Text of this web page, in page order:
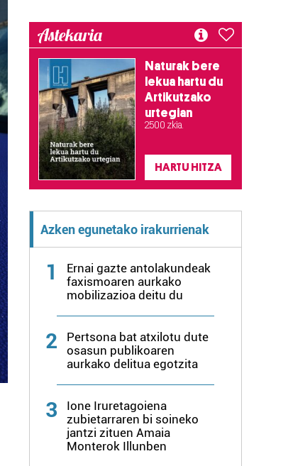
Astekaria
Naturak bere
lekua hartu du
Artikutzako
urtegian
2.500 zkia.
HARTU HITZA
Azken egunetako irakurrienak
1
Ernai gazte antolakundeak
faxismoaren aurkako
mobilizazioa deitu du
2
Pertsona bat atxilotu dute
osasun publikoaren
aurkako delitua egotzita
3
Ione Iruretagoiena
zubietarraren bi soineko
jantzi zituen Amaia
Monterok Illunben